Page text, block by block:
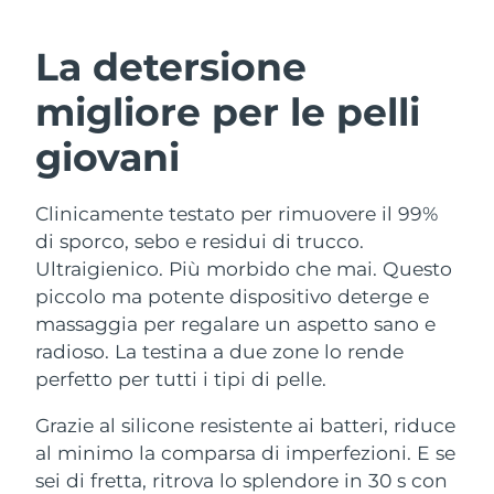
La detersione
migliore per le pelli
giovani
Clinicamente testato per rimuovere il 99%
di sporco, sebo e residui di trucco.
Ultraigienico. Più morbido che mai. Questo
piccolo ma potente dispositivo deterge e
massaggia per regalare un aspetto sano e
radioso. La testina a due zone lo rende
perfetto per tutti i tipi di pelle.
Grazie al silicone resistente ai batteri, riduce
al minimo la comparsa di imperfezioni. E se
sei di fretta, ritrova lo splendore in 30 s con
Detersione viso
LUNA™ 4 pacchetto
LUNA™ 4 Plus
Massage, LED heating
LUNA™ 4 Men
For men, anti-aging massage
Lifting viso
BEAR™ 2 pacchetto
BEAR™ 2 go
Microcurrent toning on-the-go
BEAR™ 2 eyes & lips
Microcurrent line smoothing device
Idratazione
UFO™ 3 pacchetto
Deep facial hydration
Near-infrared and red light therapy
device
Igiene orale
issa™ 4
Hybrid silicone sonic toothbrush
issa™ 4 plus
Smart hybrid silicone sonic toothbrush
TRATTAMENTI ANTI-AGE FAQ™
Anti-age Trattamenti LED
NEW
Bahrein Consegna stimata
Belgio Consegna stimata
Bosnia ed
Erzegovina
Consegna stimata
Brunei Consegna stimata 8/13/26
Bulgaria Consegna stimata
Canada Consegna stimata8/12/26
Cile Consegna stimata 8/12/26